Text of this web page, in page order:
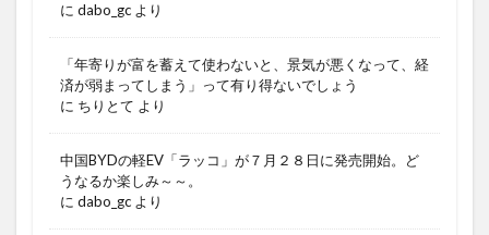
に dabo_gc より
「年寄りが富を蓄えて使わないと、景気が悪くなって、経
済が弱まってしまう」って有り得ないでしょう
に ちりとて より
中国BYDの軽EV「ラッコ」が７月２８日に発売開始。ど
うなるか楽しみ～～。
に dabo_gc より